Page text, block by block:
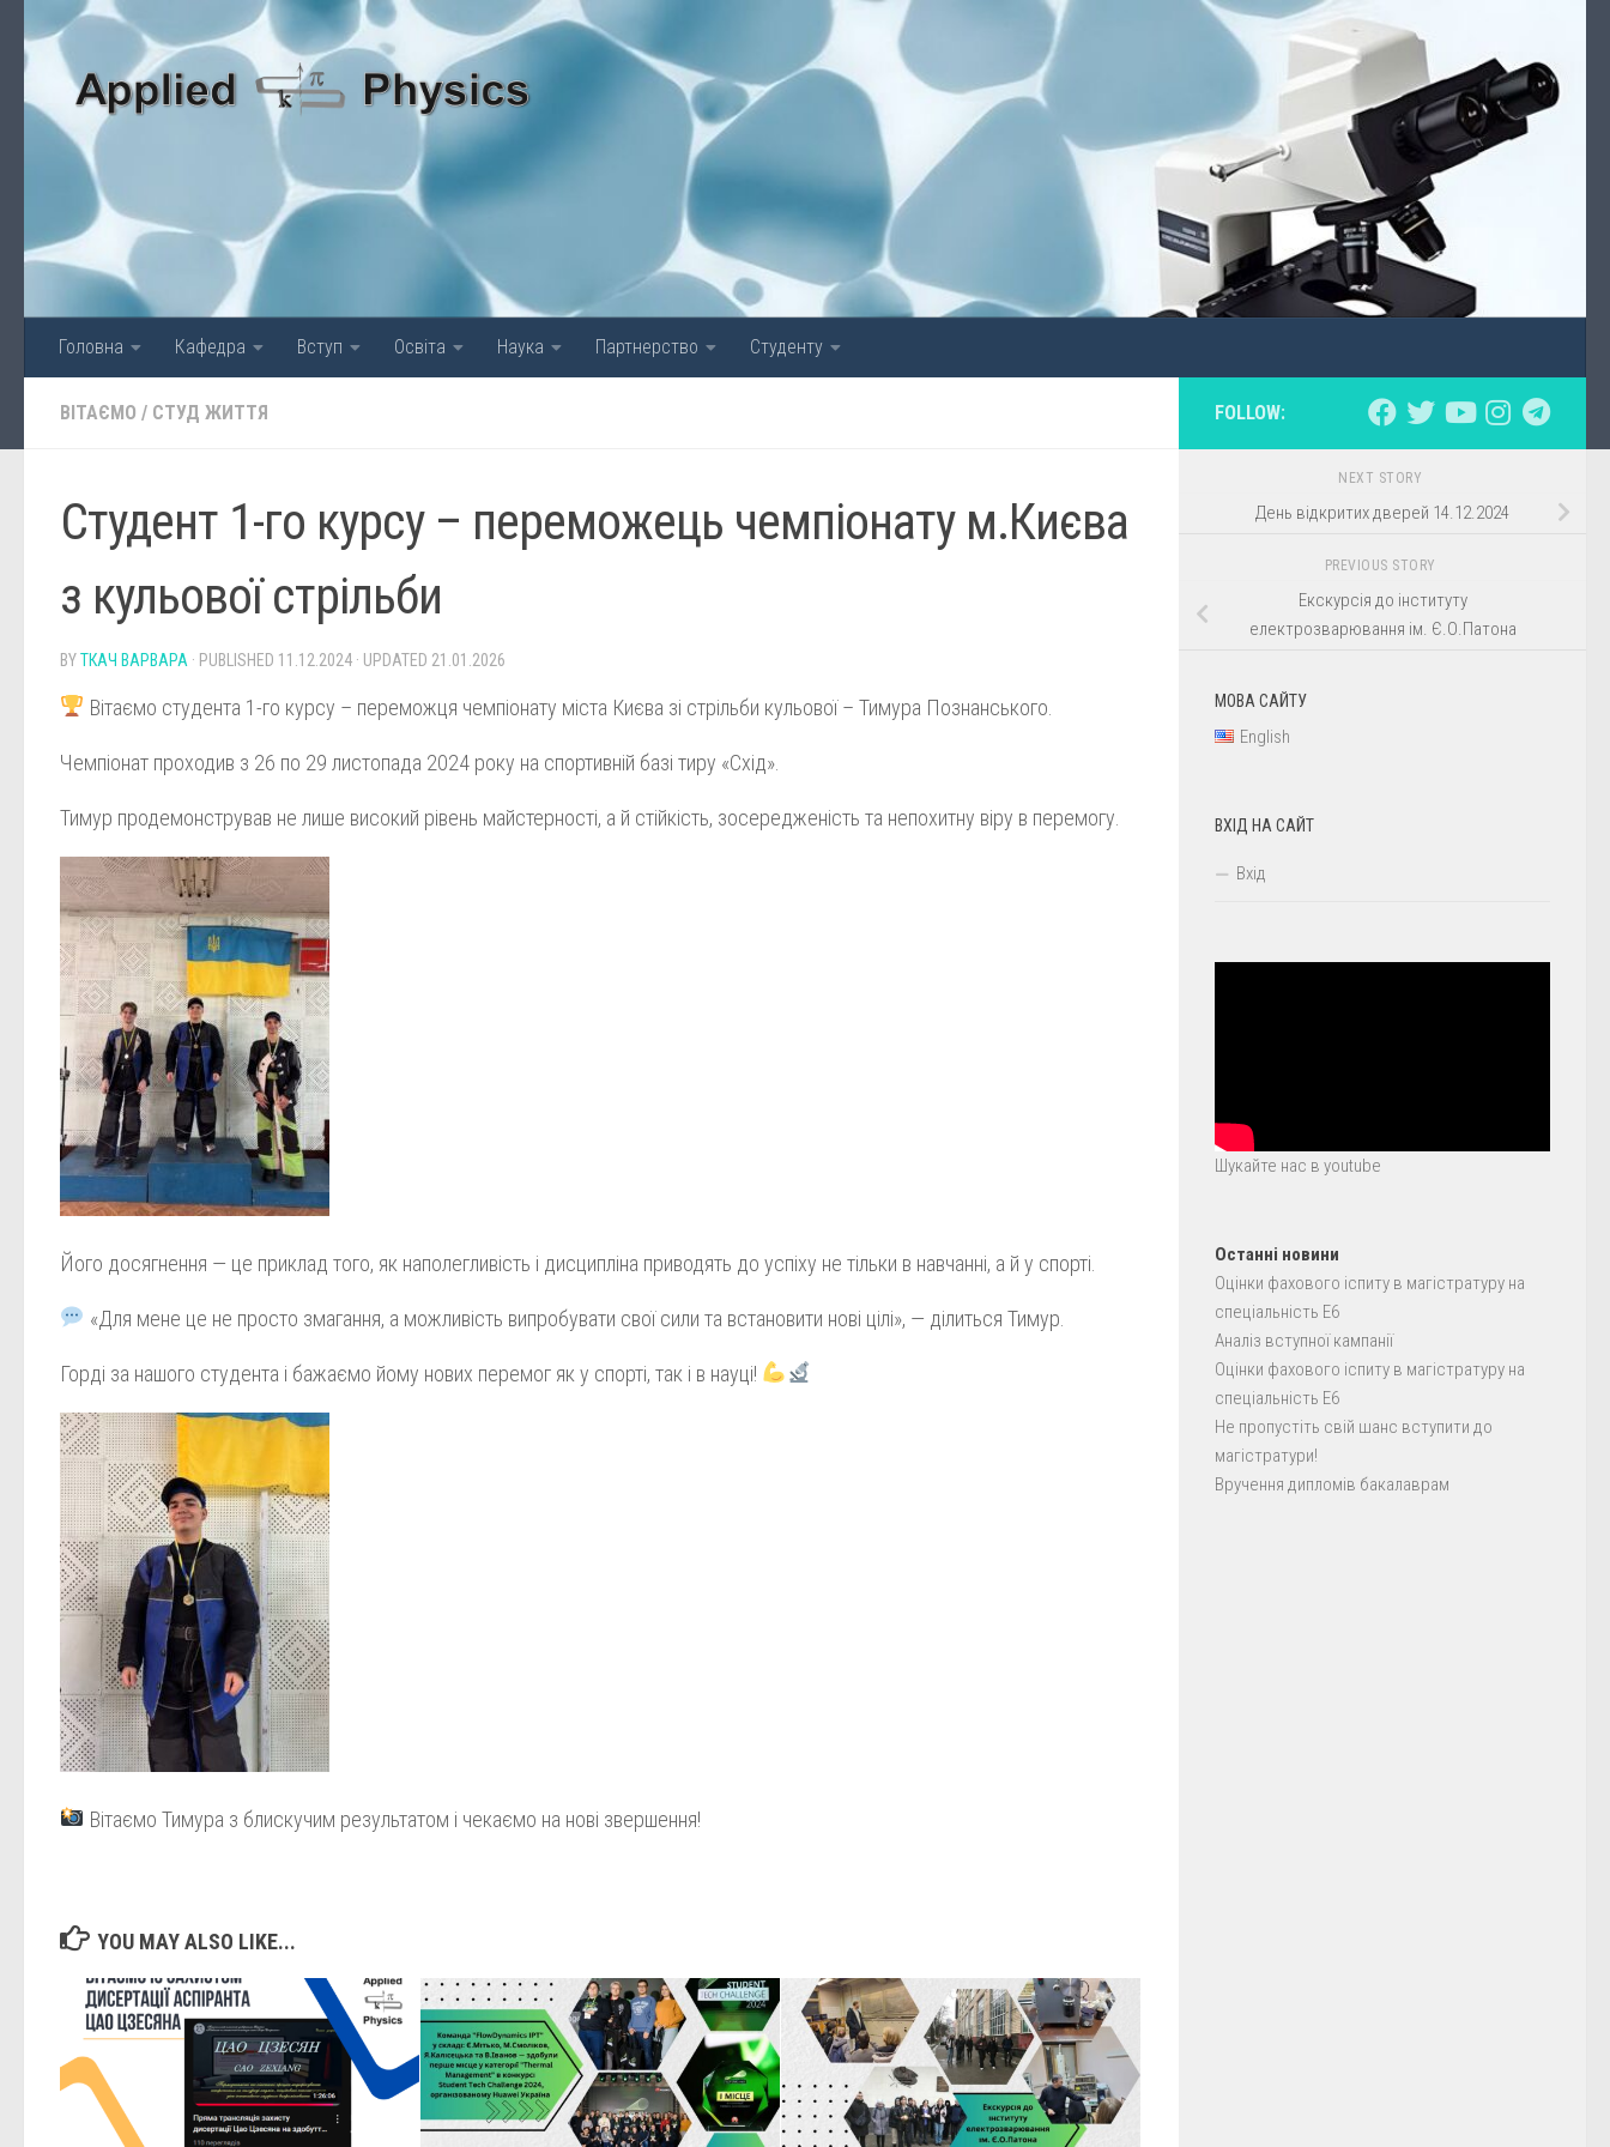
Skip to content
Головна Кафедра Вступ Освіта Наука Партнерство Студенту
ВІТАЄМО / СТУД ЖИТТЯ
Студент 1-го курсу – переможець чемпіонату м.Києва
з кульової стрільби
BYТКАЧ ВАРВАРА · PUBLISHED 11.12.2024 · UPDATED 21.01.2026
Вітаємо студента 1-го курсу – переможця чемпіонату міста Києва зі стрільби кульової – Тимура Познанського.
Чемпіонат проходив з 26 по 29 листопада 2024 року на спортивній базі тиру «Схід».
Тимур продемонстрував не лише високий рівень майстерності, а й стійкість, зосередженість та непохитну віру в перемогу.
Його досягнення — це приклад того, як наполегливість і дисципліна приводять до успіху не тільки в навчанні, а й у спорті.
«Для мене це не просто змагання, а можливість випробувати свої сили та встановити нові цілі», — ділиться Тимур.
Горді за нашого студента і бажаємо йому нових перемог як у спорті, так і в науці!
Вітаємо Тимура з блискучим результатом і чекаємо на нові звершення!
YOU MAY ALSO LIKE...
FOLLOW:
NEXT STORY
День відкритих дверей 14.12.2024
PREVIOUS STORY
Екскурсія до інституту
електрозварювання ім. Є.О.Патона
МОВА САЙТУ
English
ВХІД НА САЙТ
Вхід
Шукайте нас в youtube
Останні новини
Оцінки фахового іспиту в магістратуру на
спеціальність E6
Аналіз вступної кампанії
Оцінки фахового іспиту в магістратуру на
спеціальність E6
Не пропустіть свій шанс вступити до
магістратури!
Вручення дипломів бакалаврам